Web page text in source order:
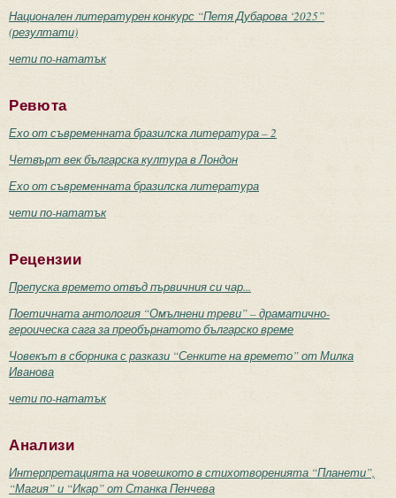
Национален литературен конкурс “Петя Дубарова ‘2025”
(резултати)
чети по-нататък
Ревюта
Ехо от съвременната бразилска литература – 2
Четвърт век българска култура в Лондон
Ехо от съвременната бразилска литература
чети по-нататък
Рецензии
Препуска времето отвъд първичния си чар...
Поетичната антология “Омълнени треви” – драматично-
героическа сага за преобърнатото българско време
Човекът в сборника с разкази “Сенките на времето” от Милка
Иванова
чети по-нататък
Анализи
Интерпретацията на човешкото в стихотворенията “Планети”,
“Магия” и “Икар” от Станка Пенчева